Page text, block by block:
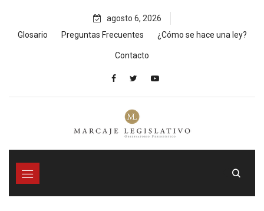
content
agosto 6, 2026
Glosario
Preguntas Frecuentes ¿Cómo se hace una ley?
Contacto